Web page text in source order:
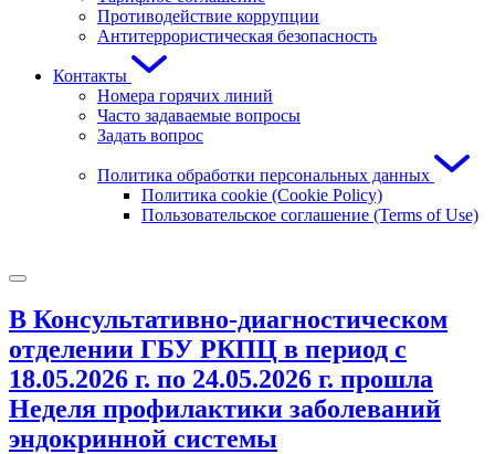
Противодействие коррупции
Антитеррористическая безопасность
Контакты
Номера горячих линий
Часто задаваемые вопросы
Задать вопрос
Политика обработки персональных данных
Политика cookie (Cookie Policy)
Пользовательское соглашение (Terms of Use)
В Консультативно-диагностическом
отделении ГБУ РКПЦ в период с
18.05.2026 г. по 24.05.2026 г. прошла
Неделя профилактики заболеваний
эндокринной системы